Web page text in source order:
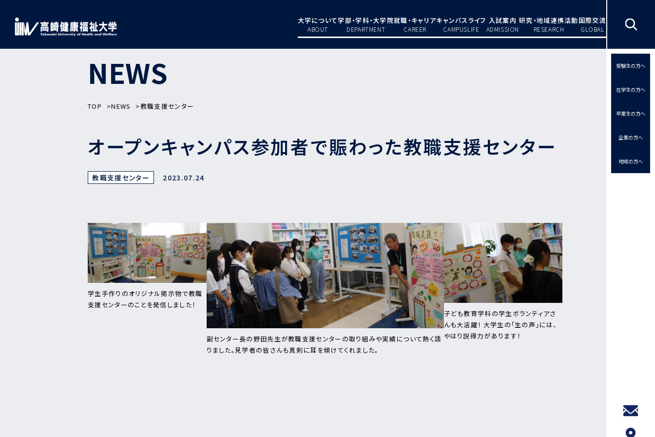
大学について
ABOUT
学部・学科・大学院
DEPARTMENT
就職・キャリア
CAREER
キャンパスライフ
CAMPUSLIFE
入試案内
ADMISSION
研究・地域連携活動
RESEARCH
国際交流
GLOBAL
受験生の方へ
在学生の方へ
卒業生の方へ
企業の方へ
地域の方へ
NEWS
TOP NEWS 教職支援センター
オープンキャンパス参加者で賑わった教職支援センター
教職支援センター 2023.07.24
学生手作りのオリジナル掲示物で教職
支援センターのことを発信しました！
副センター長の野田先生が教職支援センターの取り組みや実績について熱く語
りました。見学者の皆さんも真剣に耳を傾けてくれました。
子ども教育学科の学生ボランティアさ
んも大活躍！ 大学生の「生の声」には、
やはり説得力があります！